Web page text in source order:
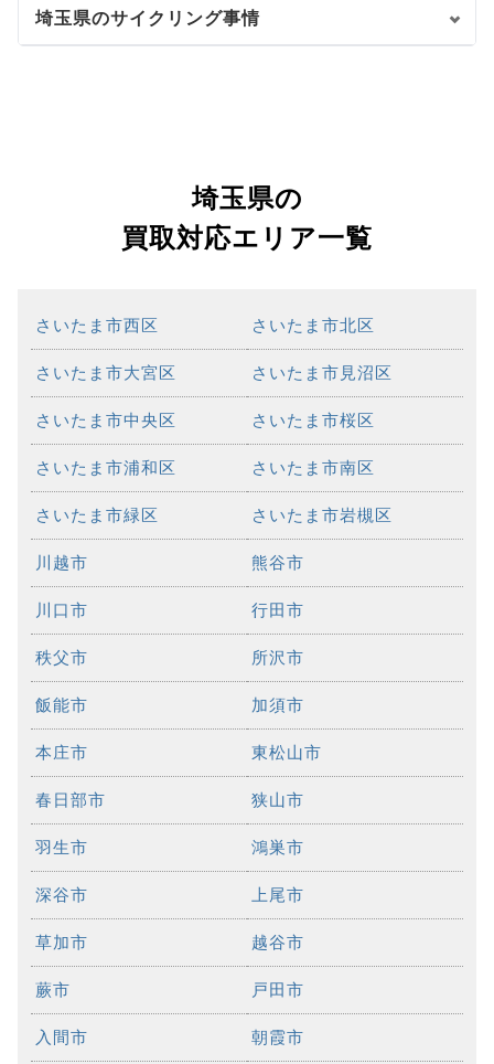
埼玉県のサイクリング事情
埼玉県の
買取対応エリア一覧
さいたま市西区 さいたま市北区
さいたま市大宮区 さいたま市見沼区
さいたま市中央区 さいたま市桜区
さいたま市浦和区 さいたま市南区
さいたま市緑区 さいたま市岩槻区
川越市 熊谷市
川口市 行田市
秩父市 所沢市
飯能市 加須市
本庄市 東松山市
春日部市 狭山市
羽生市 鴻巣市
深谷市 上尾市
草加市 越谷市
蕨市 戸田市
入間市 朝霞市